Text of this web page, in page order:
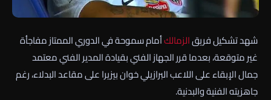
شهد تشكيل فريقالزمالكأمام سموحة في الدوري الممتاز مفاجأة
غير متوقعة، بعدما قرر الجهاز الفني بقيادة المدير الفني معتمد
جمال الإبقاء على اللاعب البرازيلي خوان بيزيرا على مقاعد البدلاء، رغم
جاهزيته الفنية والبدنية.